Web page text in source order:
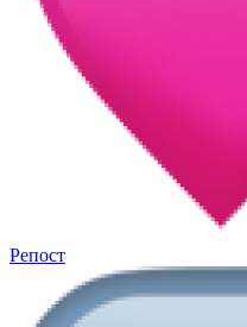
Репост